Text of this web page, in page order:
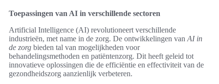
Toepassingen van AI in verschillende sectoren
Artificial Intelligence (AI) revolutioneert verschillende
industrieën, met name in de zorg. De ontwikkelingen van AI in
de zorg bieden tal van mogelijkheden voor
behandelingsmethoden en patiëntenzorg. Dit heeft geleid tot
innovatieve oplossingen die de efficiëntie en effectiviteit van de
gezondheidszorg aanzienlijk verbeteren.